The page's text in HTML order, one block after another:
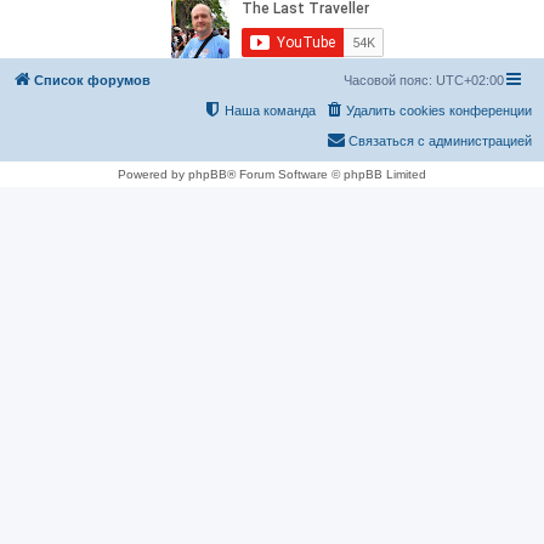
Список форумов Часовой пояс: UTC+02:00
Удалить cookies конференции
Наша команда
Связаться с администрацией
Powered by phpBB® Forum Software © phpBB Limited